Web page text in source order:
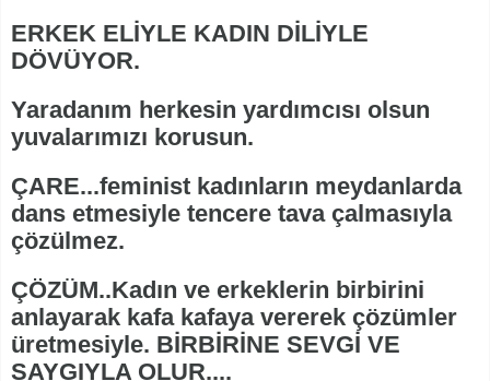
ERKEK ELİYLE KADIN DİLİYLE
DÖVÜYOR.
Yaradanım herkesin yardımcısı olsun
yuvalarımızı korusun.
ÇARE...feminist kadınların meydanlarda
dans etmesiyle tencere tava çalmasıyla
çözülmez.
ÇÖZÜM..Kadın ve erkeklerin birbirini
anlayarak kafa kafaya vererek çözümler
üretmesiyle. BİRBİRİNE SEVGİ VE
SAYGIYLA OLUR....